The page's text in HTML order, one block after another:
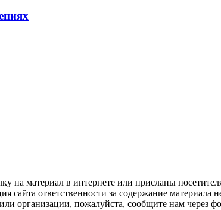
материал в интернете или присланы
ответственности за содержание
организации, пожалуйста, сообщите нам через